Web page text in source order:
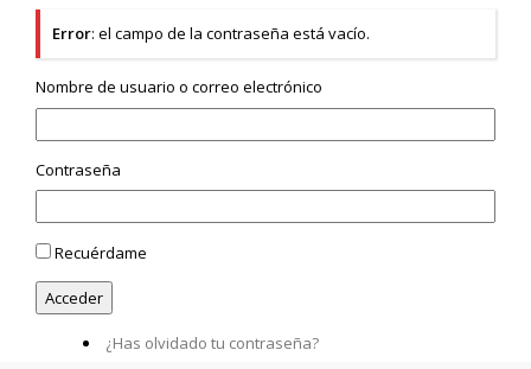
Error: el campo de la contraseña está vacío.
Nombre de usuario o correo electrónico
Contraseña
Recuérdame
¿Has olvidado tu contraseña?